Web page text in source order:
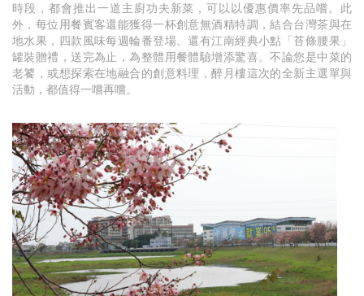
時段，都會推出一道主廚功夫新菜，可以以優惠價率先品嚐。此
外，每位用餐賓客還能獲得一杯創意無酒精特調，結合台灣茶與在
地水果，四款風味每週輪番登場。還有江南經典小點「苔條腰果」
罐裝贈禮，送完為止，為整體用餐體驗增添驚喜。不論您是中菜的
老饕，或想探索在地融合的創意料理，醉月樓這次的全新主選單與
活動，都值得一嚐再嚐。